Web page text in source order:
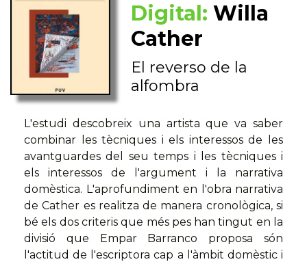
Digital: Willa
Cather
El reverso de la
alfombra
L'estudi descobreix una artista que va saber
combinar les tècniques i els interessos de les
avantguardes del seu temps i les tècniques i
els interessos de l'argument i la narrativa
domèstica. L'aprofundiment en l'obra narrativa
de Cather es realitza de manera cronològica, si
bé els dos criteris que més pes han tingut en la
divisió que Empar Barranco proposa són
l'actitud de l'escriptora cap a l'àmbit domèstic i